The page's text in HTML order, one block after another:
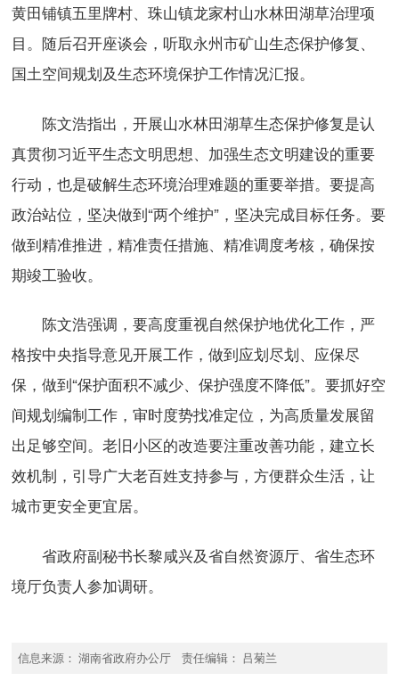
黄田铺镇五里牌村、珠山镇龙家村山水林田湖草治理项
目。随后召开座谈会，听取永州市矿山生态保护修复、
国土空间规划及生态环境保护工作情况汇报。
陈文浩指出，开展山水林田湖草生态保护修复是认
真贯彻习近平生态文明思想、加强生态文明建设的重要
行动，也是破解生态环境治理难题的重要举措。要提高
政治站位，坚决做到“两个维护”，坚决完成目标任务。要
做到精准推进，精准责任措施、精准调度考核，确保按
期竣工验收。
陈文浩强调，要高度重视自然保护地优化工作，严
格按中央指导意见开展工作，做到应划尽划、应保尽
保，做到“保护面积不减少、保护强度不降低”。要抓好空
间规划编制工作，审时度势找准定位，为高质量发展留
出足够空间。老旧小区的改造要注重改善功能，建立长
效机制，引导广大老百姓支持参与，方便群众生活，让
城市更安全更宜居。
省政府副秘书长黎咸兴及省自然资源厅、省生态环
境厅负责人参加调研。
信息来源： 湖南省政府办公厅 责任编辑： 吕菊兰